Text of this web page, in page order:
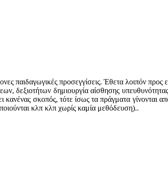
παιδαγωγικές προσεγγίσεις. Έθετα λοιπόν προς
δεξιοτήτων δημιουργία αίσθησης
σκοπός, τότε ίσως τα πράγματα γίνονται
κλπ κλπ χωρίς καμία μεθόδευση)..